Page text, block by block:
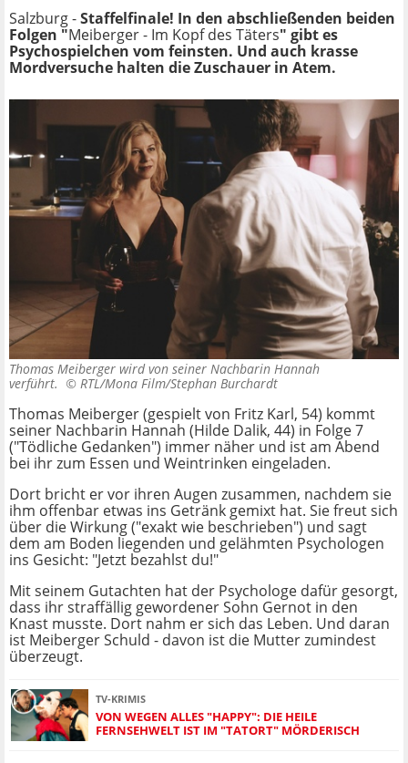
Salzburg -Staffelfinale! In den abschließenden beiden
Folgen "Meiberger - Im Kopf des Täters" gibt es
Psychospielchen vom feinsten. Und auch krasse
Mordversuche halten die Zuschauer in Atem.
Thomas Meiberger wird von seiner Nachbarin Hannah
verführt. © RTL/Mona Film/Stephan Burchardt
Thomas Meiberger (gespielt von Fritz Karl, 54) kommt
seiner Nachbarin Hannah (Hilde Dalik, 44) in Folge 7
("Tödliche Gedanken") immer näher und ist am Abend
bei ihr zum Essen und Weintrinken eingeladen.
Dort bricht er vor ihren Augen zusammen, nachdem sie
ihm offenbar etwas ins Getränk gemixt hat. Sie freut sich
über die Wirkung ("exakt wie beschrieben") und sagt
dem am Boden liegenden und gelähmten Psychologen
ins Gesicht: "Jetzt bezahlst du!"
Mit seinem Gutachten hat der Psychologe dafür gesorgt,
dass ihr straffällig gewordener Sohn Gernot in den
Knast musste. Dort nahm er sich das Leben. Und daran
ist Meiberger Schuld - davon ist die Mutter zumindest
überzeugt.
TV-KRIMIS
VON WEGEN ALLES "HAPPY": DIE HEILE
FERNSEHWELT IST IM "TATORT" MÖRDERISCH